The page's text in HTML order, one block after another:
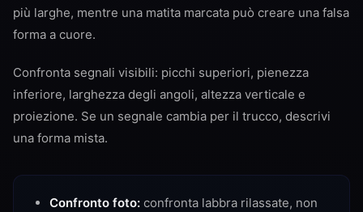
più larghe, mentre una matita marcata può creare una falsa
forma a cuore.
Confronta segnali visibili: picchi superiori, pienezza
inferiore, larghezza degli angoli, altezza verticale e
proiezione. Se un segnale cambia per il trucco, descrivi
una forma mista.
Confronto foto: confronta labbra rilassate, non